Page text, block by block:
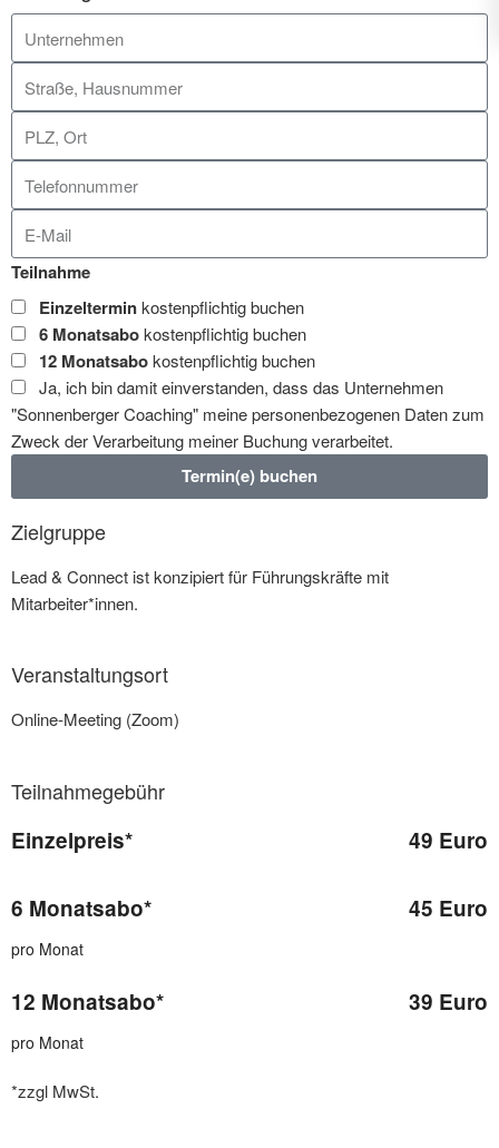
Teilnahme
Einzelterminkostenpflichtig buchen
6 Monatsabokostenpflichtig buchen
12 Monatsabokostenpflichtig buchen
Ja, ich bin damit einverstanden, dass das Unternehmen
"Sonnenberger Coaching" meine personenbezogenen Daten zum
Zweck der Verarbeitung meiner Buchung verarbeitet.
Termin(e) buchen
Zielgruppe
Lead & Connect ist konzipiert für Führungskräfte mit
Mitarbeiter*innen.
Veranstaltungsort
Online-Meeting (Zoom)
Teilnahmegebühr
Einzelpreis* 49 Euro
6 Monatsabo* 45 Euro
pro Monat
12 Monatsabo* 39 Euro
pro Monat
*zzgl MwSt.